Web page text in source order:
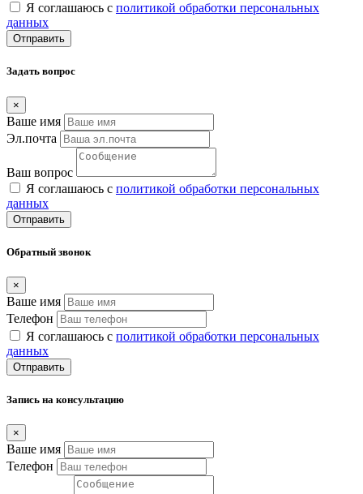
Я соглашаюсь с политикой обработки персональных
данных
Отправить
Задать вопрос
×
Ваше имя
Эл.почта
Ваш вопрос
Я соглашаюсь с политикой обработки персональных
данных
Отправить
Обратный звонок
×
Ваше имя
Телефон
Я соглашаюсь с политикой обработки персональных
данных
Отправить
Запись на консультацию
×
Ваше имя
Телефон